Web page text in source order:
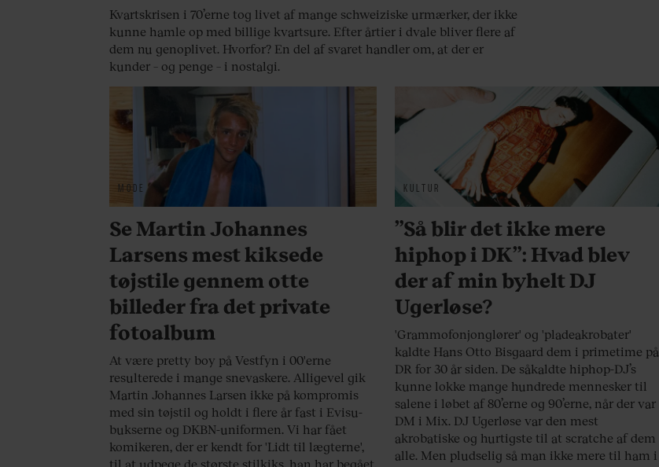
Kvartskrisen i 70’erne tog livet af mange schweiziske urmærker, der ikke
kunne hamle op med billige kvartsure. Efter årtier i dvale bliver flere af
dem nu genoplivet. Hvorfor? En del af svaret handler om, at der er
kunder – og penge – i nostalgi.
MODE
Se Martin Johannes
Larsens mest kiksede
tøjstile gennem otte
billeder fra det private
fotoalbum
At være pretty boy på Vestfyn i 00'erne
resulterede i mange snevaskere. Alligevel gik
Martin Johannes Larsen ikke på kompromis
med sin tøjstil og holdt i flere år fast i Evisu-
bukserne og DKBN-uniformen. Vi har fået
komikeren, der er kendt for 'Lidt til lægterne',
til at udpege de største stilkiks, han har begået.
KULTUR
”Så blir det ikke mere
hiphop i DK”: Hvad blev
der af min byhelt DJ
Ugerløse?
'Grammofonjonglører' og 'pladeakrobater'
kaldte Hans Otto Bisgaard dem i primetime på
DR for 30 år siden. De såkaldte hiphop-DJ’s
kunne lokke mange hundrede mennesker til
salene i løbet af 80’erne og 90’erne, når der var
DM i Mix. DJ Ugerløse var den mest
akrobatiske og hurtigste til at scratche af dem
alle. Men pludselig så man ikke mere til ham i